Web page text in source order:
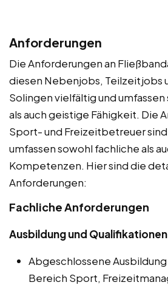
Anforderungen
Die Anforderungen an
diesen Nebenjobs, Teilzeitjobs
Solingen vielfältig und
als auch geistige Fähigkeit. Die
Sport- und Freizeitbetreuer
umfassen sowohl fachliche als
Kompetenzen. Hier sind die
Anforderungen:
Fachliche Anforderungen
Ausbildung und Qualifikationen
Abgeschlossene
Bereich Sport,